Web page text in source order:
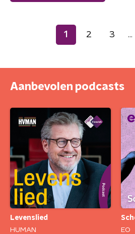
1 2 3 …
Aanbevolen podcasts
Levenslied
HUMAN
EO